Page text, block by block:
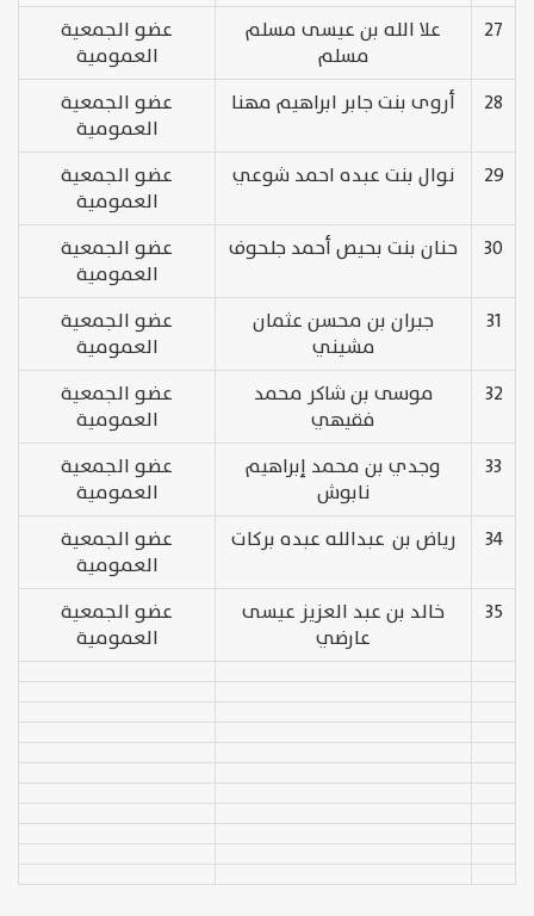
27
علا الله بن عيسى مسلم
مسلم
عضو الجمعية
العمومية
28
أروى بنت جابر ابراهيم مهنا
عضو الجمعية
العمومية
29
نوال بنت عبده احمد شوعي
عضو الجمعية
العمومية
30
حنان بنت بحيص أحمد جلحوف
عضو الجمعية
العمومية
31
جبران بن محسن عثمان
مشيني
عضو الجمعية
العمومية
32
موسى بن شاكر محمد
فقيهي
عضو الجمعية
العمومية
33
وجدي بن محمد إبراهيم
نابوش
عضو الجمعية
العمومية
34
رياض بن عبدالله عبده بركات
عضو الجمعية
العمومية
35
خالد بن عبد العزيز عيسى
عارضي
عضو الجمعية
العمومية